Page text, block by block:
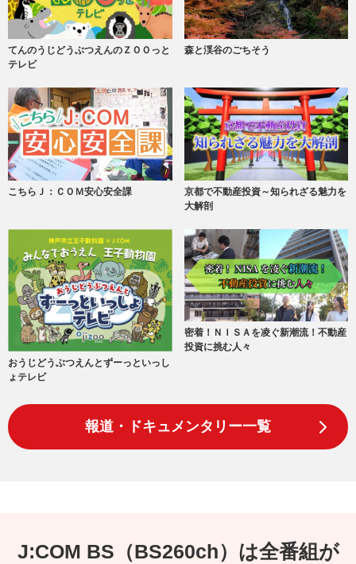
てんのうじどうぶつえんのＺＯＯっと
テレビ
森と渓谷のごちそう
こちらＪ：ＣＯＭ安心安全課
京都で不動産投資～知られざる魅力を
大解剖
おうじどうぶつえんとずーっといっし
ょテレビ
密着！ＮＩＳＡを凌ぐ新潮流！不動産
投資に挑む人々
報道・ドキュメンタリー一覧
J:COM BS（BS260ch）は全番組が